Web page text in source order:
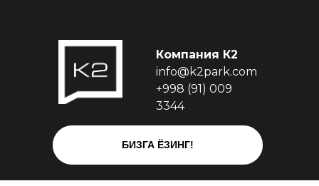
Компания К2
info@k2park.com
+998 (91) 009
3344
БИЗГА ЁЗИНГ!